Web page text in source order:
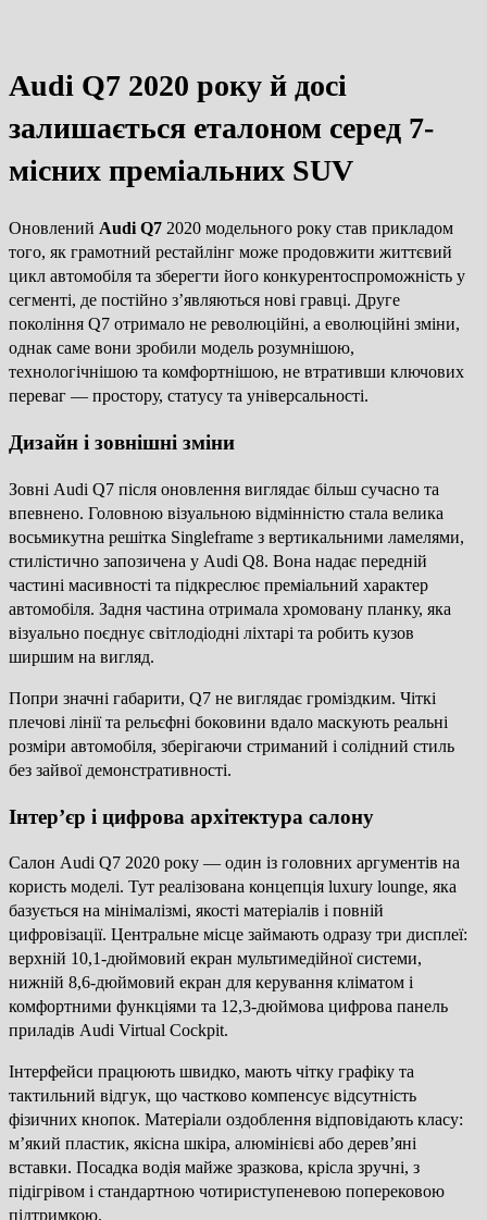
Audi Q7 2020 року й досі
залишається еталоном серед 7-
місних преміальних SUV
Оновлений Audi Q7 2020 модельного року став прикладом
того, як грамотний рестайлінг може продовжити життєвий
цикл автомобіля та зберегти його конкурентоспроможність у
сегменті, де постійно з’являються нові гравці. Друге
покоління Q7 отримало не революційні, а еволюційні зміни,
однак саме вони зробили модель розумнішою,
технологічнішою та комфортнішою, не втративши ключових
переваг — простору, статусу та універсальності.
Дизайн і зовнішні зміни
Зовні Audi Q7 після оновлення виглядає більш сучасно та
впевнено. Головною візуальною відмінністю стала велика
восьмикутна решітка Singleframe з вертикальними ламелями,
стилістично запозичена у Audi Q8. Вона надає передній
частині масивності та підкреслює преміальний характер
автомобіля. Задня частина отримала хромовану планку, яка
візуально поєднує світлодіодні ліхтарі та робить кузов
ширшим на вигляд.
Попри значні габарити, Q7 не виглядає громіздким. Чіткі
плечові лінії та рельєфні боковини вдало маскують реальні
розміри автомобіля, зберігаючи стриманий і солідний стиль
без зайвої демонстративності.
Інтер’єр і цифрова архітектура салону
Салон Audi Q7 2020 року — один із головних аргументів на
користь моделі. Тут реалізована концепція luxury lounge, яка
базується на мінімалізмі, якості матеріалів і повній
цифровізації. Центральне місце займають одразу три дисплеї:
верхній 10,1-дюймовий екран мультимедійної системи,
нижній 8,6-дюймовий екран для керування кліматом і
комфортними функціями та 12,3-дюймова цифрова панель
приладів Audi Virtual Cockpit.
Інтерфейси працюють швидко, мають чітку графіку та
тактильний відгук, що частково компенсує відсутність
фізичних кнопок. Матеріали оздоблення відповідають класу:
м’який пластик, якісна шкіра, алюмінієві або дерев’яні
вставки. Посадка водія майже зразкова, крісла зручні, з
підігрівом і стандартною чотириступеневою поперековою
підтримкою.